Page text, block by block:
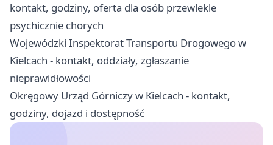
kontakt, godziny, oferta dla osób przewlekle
psychicznie chorych
Wojewódzki Inspektorat Transportu Drogowego w
Kielcach - kontakt, oddziały, zgłaszanie
nieprawidłowości
Okręgowy Urząd Górniczy w Kielcach - kontakt,
godziny, dojazd i dostępność